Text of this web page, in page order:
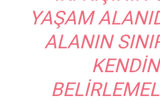
YAŞAM
ALANIN